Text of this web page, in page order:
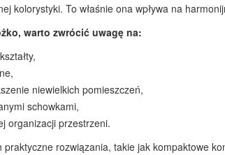
kolorystyki. To właśnie ona wpływa na
warto zwrócić uwagę na:
niewielkich pomieszczeń,
schowkami,
organizacji przestrzeni.
praktyczne rozwiązania, takie jak kompaktowe